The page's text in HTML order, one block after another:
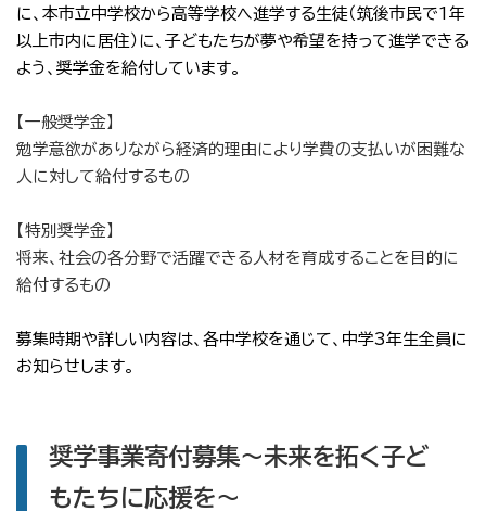
に、本市立中学校から高等学校へ進学する生徒（筑後市民で1年
以上市内に居住）に、子どもたちが夢や希望を持って進学できる
よう、奨学金を給付しています。
【一般奨学金】
勉学意欲がありながら経済的理由により学費の支払いが困難な
人に対して給付するもの
【特別奨学金】
将来、社会の各分野で活躍できる人材を育成することを目的に
給付するもの
募集時期や詳しい内容は、各中学校を通じて、中学3年生全員に
お知らせします。
奨学事業寄付募集～未来を拓く子ど
もたちに応援を～